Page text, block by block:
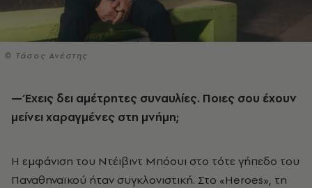
© Τάσος Ανέστης
— Έχεις δει αμέτρητες συναυλίες. Ποιες σου έχουν
μείνει χαραγμένες στη μνήμη;
Η εμφάνιση του Ντέιβιντ Μπόουι στο τότε γήπεδο του
Παναθηναϊκού ήταν συγκλονιστική. Στο «Heroes», τη